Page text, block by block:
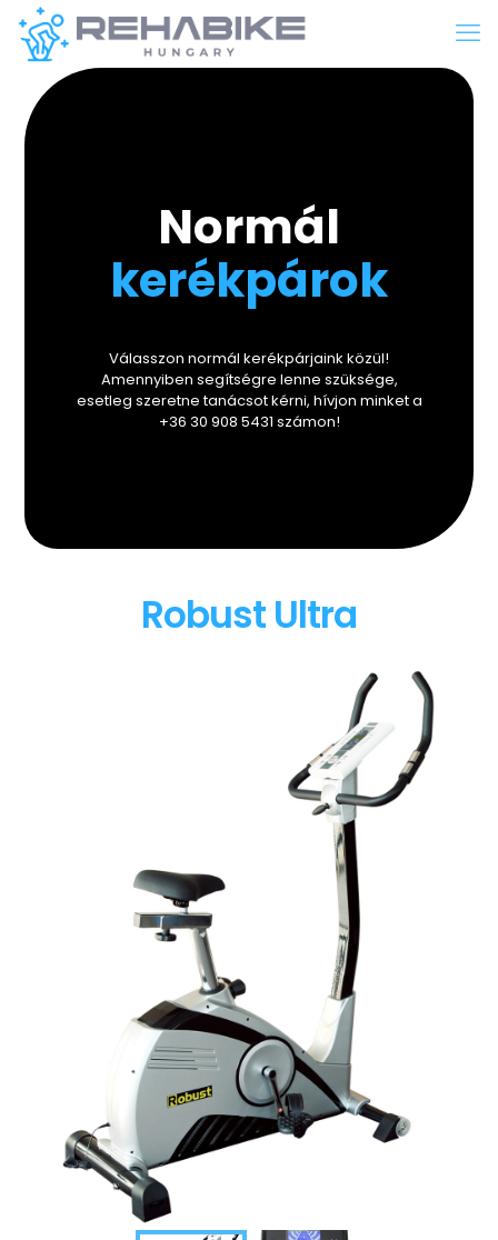
Normál
kerékpárok
Válasszon normál kerékpárjaink közül!
Amennyiben segítségre lenne szüksége,
esetleg szeretne tanácsot kérni, hívjon minket a
+36 30 908 5431 számon!
Robust Ultra